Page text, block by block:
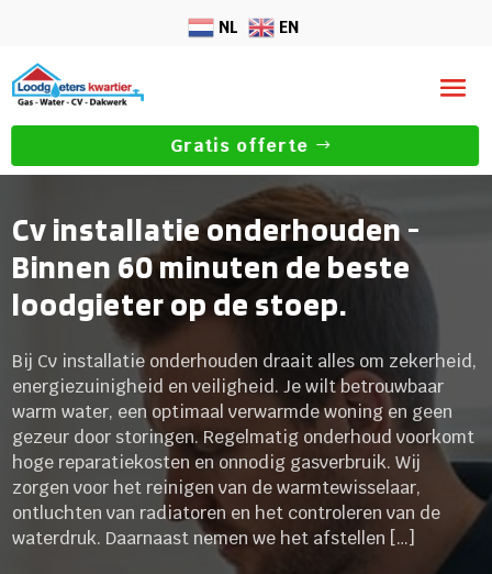
NL EN
Gratis offerte
Cv installatie onderhouden -
Binnen 60 minuten de beste
loodgieter op de stoep.
Bij Cv installatie onderhouden draait alles om zekerheid,
energiezuinigheid en veiligheid. Je wilt betrouwbaar
warm water, een optimaal verwarmde woning en geen
gezeur door storingen. Regelmatig onderhoud voorkomt
hoge reparatiekosten en onnodig gasverbruik. Wij
zorgen voor het reinigen van de warmtewisselaar,
ontluchten van radiatoren en het controleren van de
waterdruk. Daarnaast nemen we het afstellen […]